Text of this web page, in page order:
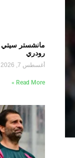
مانشستر
رودري
أغسطس 7, 2026
Read More »